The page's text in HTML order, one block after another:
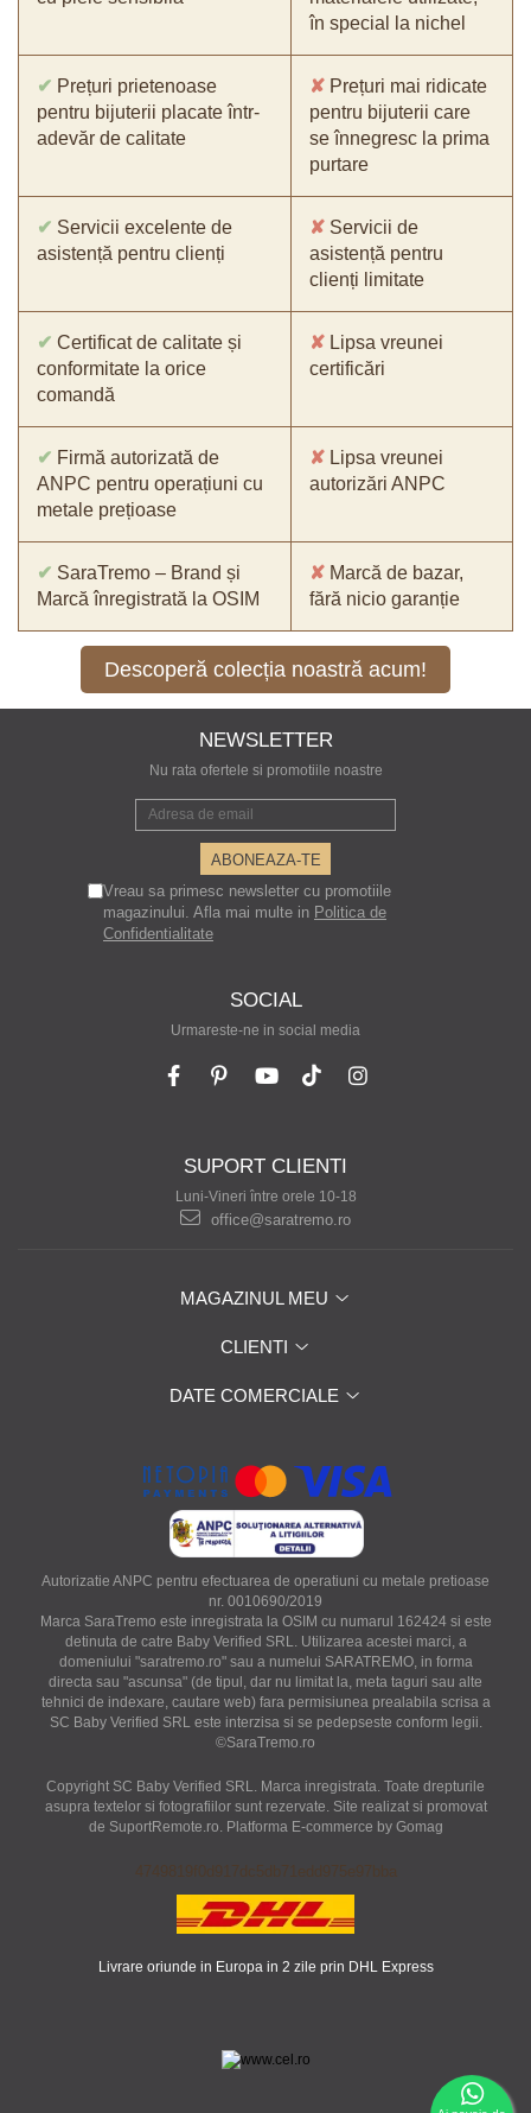
în special la nichel
✔ Prețuri prietenoase
pentru bijuterii placate într-
adevăr de calitate
✘ Prețuri mai ridicate
pentru bijuterii care
se înnegresc la prima
purtare
✔ Servicii excelente de
asistență pentru clienți
✘ Servicii de
asistență pentru
clienți limitate
✔ Certificat de calitate și
conformitate la orice
comandă
✘ Lipsa vreunei
certificări
✔ Firmă autorizată de
ANPC pentru operațiuni cu
metale prețioase
✘ Lipsa vreunei
autorizări ANPC
✔ SaraTremo – Brand și
Marcă înregistrată la OSIM
✘ Marcă de bazar,
fără nicio garanție
Descoperă colecția noastră acum!
NEWSLETTER
Nu rata ofertele si promotiile noastre
Vreau sa primesc newsletter cu promotiile
magazinului. Afla mai multe in Politica de
Confidentialitate
SOCIAL
Urmareste-ne in social media
SUPORT CLIENTI
Luni-Vineri între orele 10-18
office@saratremo.ro
MAGAZINUL MEU
CLIENTI
DATE COMERCIALE
Autorizatie ANPC pentru efectuarea de operatiuni cu metale pretioase
nr. 0010690/2019
Marca SaraTremo este inregistrata la OSIM cu numarul 162424 si este
detinuta de catre Baby Verified SRL. Utilizarea acestei marci, a
domeniului "saratremo.ro" sau a numelui SARATREMO, in forma
directa sau "ascunsa" (de tipul, dar nu limitat la, meta taguri sau alte
tehnici de indexare, cautare web) fara permisiunea prealabila scrisa a
SC Baby Verified SRL este interzisa si se pedepseste conform legii.
©SaraTremo.ro
Copyright SC Baby Verified SRL. Marca inregistrata. Toate drepturile
asupra textelor si fotografiilor sunt rezervate. Site realizat si promovat
de SuportRemote.ro. Platforma E-commerce by Gomag
4749819f0d917dc5db71edd975e97bba
Livrare oriunde in Europa in 2 zile prin DHL Express